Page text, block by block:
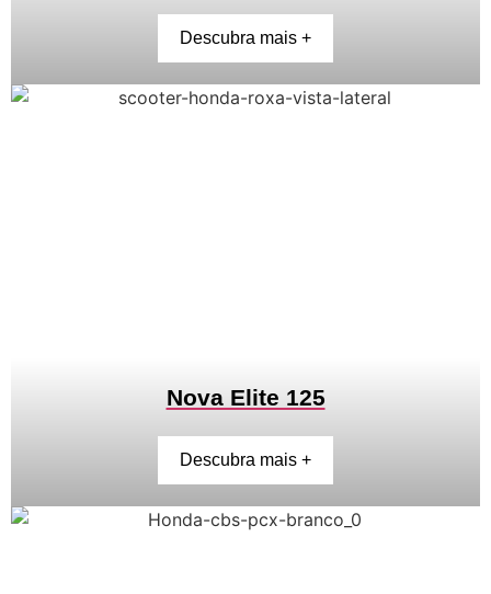
Descubra mais +
Nova Elite 125
Descubra mais +